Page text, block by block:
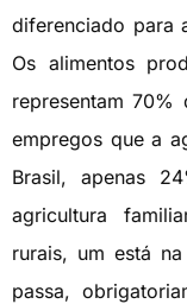
diferenciado para
Os alimentos
representam 70%
empregos que a
Brasil, apenas
agricultura
rurais, um está
passa,